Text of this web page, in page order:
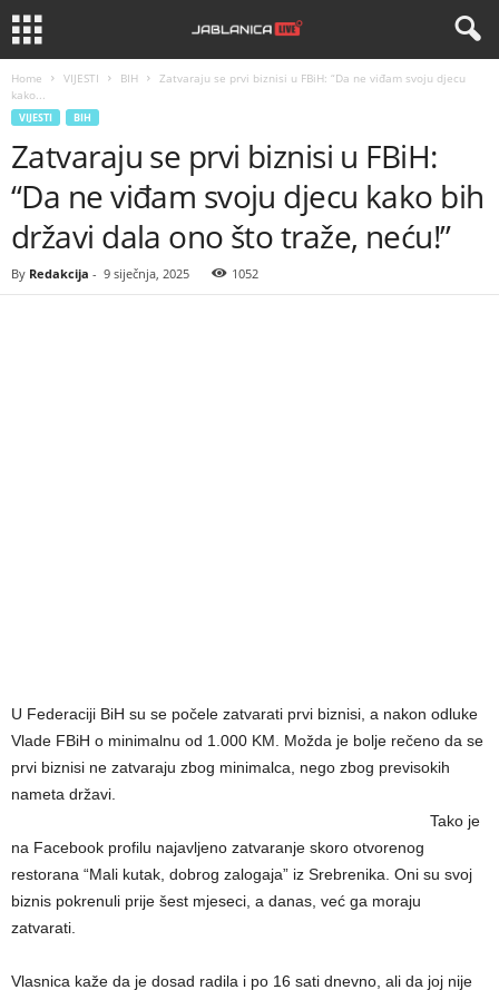
Home VIJESTI BIH
Zatvaraju se prvi biznisi u FBiH: “Da ne viđam svoju djecu
kako...
VIJESTI BIH
Zatvaraju se prvi biznisi u FBiH:
“Da ne viđam svoju djecu kako bih
državi dala ono što traže, neću!”
By Redakcija - 9 siječnja, 2025 1052
U Federaciji BiH su se počele zatvarati prvi biznisi, a nakon odluke
Vlade FBiH o minimalnu od 1.000 KM. Možda je bolje rečeno da se
prvi biznisi ne zatvaraju zbog minimalca, nego zbog previsokih
nameta državi.
Tako je
na Facebook profilu najavljeno zatvaranje skoro otvorenog
restorana “Mali kutak, dobrog zalogaja” iz Srebrenika. Oni su svoj
biznis pokrenuli prije šest mjeseci, a danas, već ga moraju
zatvarati.
Vlasnica kaže da je dosad radila i po 16 sati dnevno, ali da joj nije